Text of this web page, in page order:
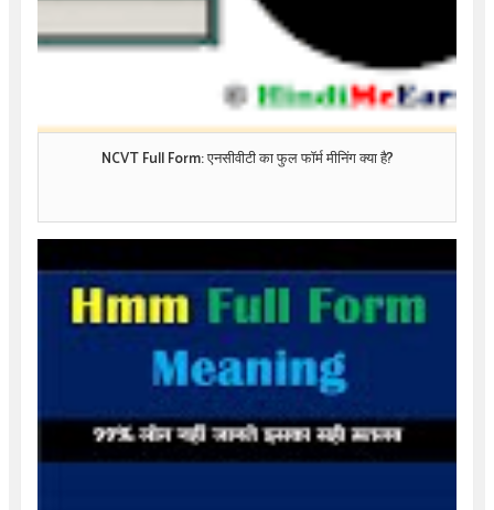
NCVT Full Form: एनसीवीटी का फुल फॉर्म मीनिंग क्या है?